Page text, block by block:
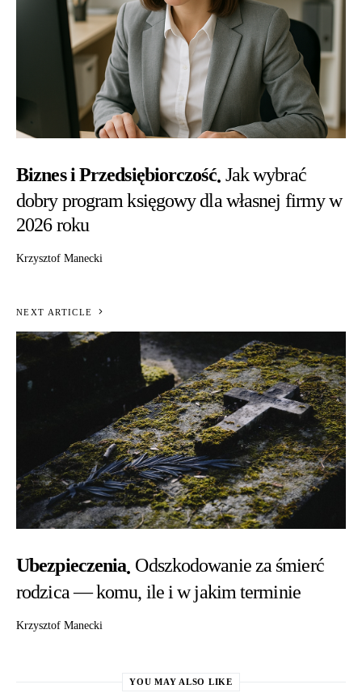
Biznes i Przedsiębiorczość Jak wybrać
dobry program księgowy dla własnej firmy w
2026 roku
Krzysztof Manecki
NEXT ARTICLE
Ubezpieczenia Odszkodowanie za śmierć
rodzica — komu, ile i w jakim terminie
Krzysztof Manecki
YOU MAY ALSO LIKE